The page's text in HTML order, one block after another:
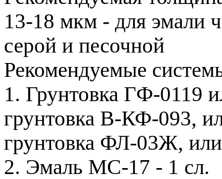
13-18 мкм - для эмали
серой и песочной
Рекомендуемые
1. Грунтовка ГФ-0119
грунтовка В-КФ-093,
грунтовка ФЛ-03Ж,
2. Эмаль МС-17 - 1 сл.